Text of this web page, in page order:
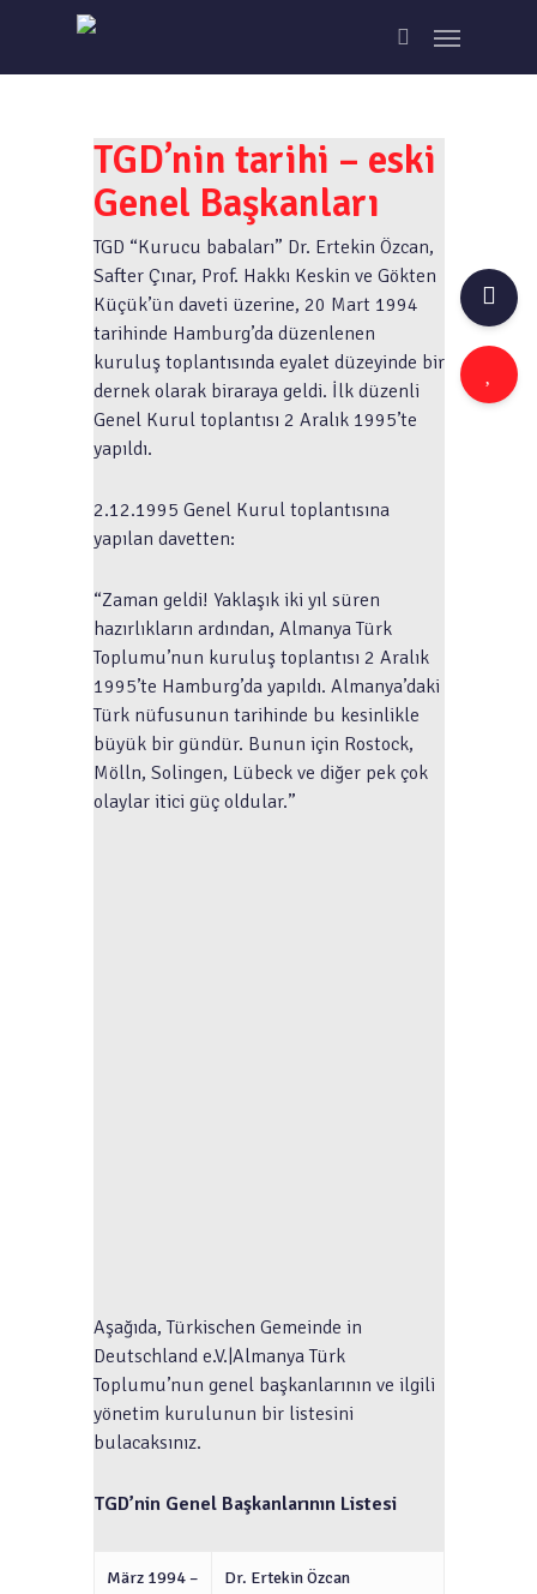
main
search
Menu
TGD’nin tarihi – eski
Genel Başkanları
TGD “Kurucu babaları” Dr. Ertekin Özcan,
Safter Çınar, Prof. Hakkı Keskin ve Gökten
Küçük’ün daveti üzerine, 20 Mart 1994
tarihinde Hamburg’da düzenlenen
kuruluş toplantısında eyalet düzeyinde bir
dernek olarak biraraya geldi. İlk düzenli
Genel Kurul toplantısı 2 Aralık 1995’te
yapıldı.
2.12.1995 Genel Kurul toplantısına
yapılan davetten:
“Zaman geldi! Yaklaşık iki yıl süren
hazırlıkların ardından, Almanya Türk
Toplumu’nun kuruluş toplantısı 2 Aralık
1995’te Hamburg’da yapıldı. Almanya’daki
Türk nüfusunun tarihinde bu kesinlikle
büyük bir gündür. Bunun için Rostock,
Mölln, Solingen, Lübeck ve diğer pek çok
olaylar itici güç oldular.”
Aşağıda, Türkischen Gemeinde in
Deutschland e.V.|Almanya Türk
Toplumu’nun genel başkanlarının ve ilgili
yönetim kurulunun bir listesini
bulacaksınız.
TGD’nin Genel Başkanlarının Listesi
März 1994 –
Dr. Ertekin Özcan